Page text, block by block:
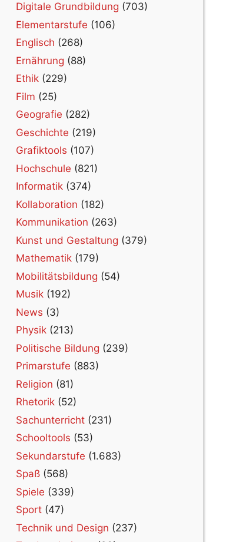
Digitale Grundbildung (703)
Elementarstufe (106)
Englisch (268)
Ernährung (88)
Ethik (229)
Film (25)
Geografie (282)
Geschichte (219)
Grafiktools (107)
Hochschule (821)
Informatik (374)
Kollaboration (182)
Kommunikation (263)
Kunst und Gestaltung (379)
Mathematik (179)
Mobilitätsbildung (54)
Musik (192)
News (3)
Physik (213)
Politische Bildung (239)
Primarstufe (883)
Religion (81)
Rhetorik (52)
Sachunterricht (231)
Schooltools (53)
Sekundarstufe (1.683)
Spaß (568)
Spiele (339)
Sport (47)
Technik und Design (237)